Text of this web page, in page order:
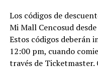
Los códigos de
Mi Mall Cencosud
Estos códigos deberán
12:00 pm, cuando
través de Ticketmaster.